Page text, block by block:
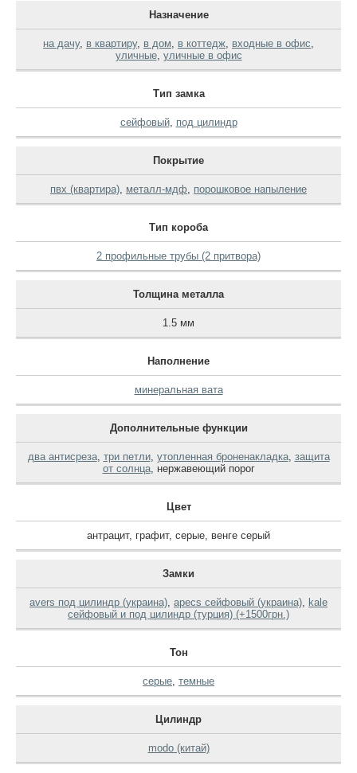
Назначение
на дачу, в квартиру, в дом, в коттедж, входные в офис,
уличные, уличные в офис
Тип замка
сейфовый, под цилиндр
Покрытие
пвх (квартира), металл-мдф, порошковое напыление
Тип короба
2 профильные трубы (2 притвора)
Толщина металла
1.5 мм
Наполнение
минеральная вата
Дополнительные функции
два антисреза, три петли, утопленная броненакладка, защита
от солнца, нержавеющий порог
Цвет
антрацит, графит, серые, венге серый
Замки
avers под цилиндр (украина), apecs сейфовый (украина), kale
сейфовый и под цилиндр (турция) (+1500грн.)
Тон
серые, темные
Цилиндр
modo (китай)